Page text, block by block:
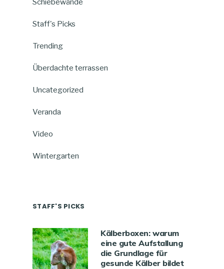
Schiebewände
Staff's Picks
Trending
Überdachte terrassen
Uncategorized
Veranda
Video
Wintergarten
STAFF'S PICKS
Kälberboxen: warum
eine gute Aufstallung
die Grundlage für
gesunde Kälber bildet